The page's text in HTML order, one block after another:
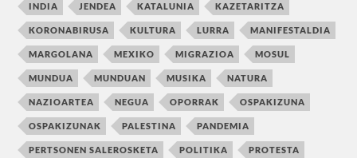
INDIA JENDEA KATALUNIA KAZETARITZA
KORONABIRUSA KULTURA LURRA MANIFESTALDIA
MARGOLANA MEXIKO MIGRAZIOA MOSUL
MUNDUA MUNDUAN MUSIKA NATURA
NAZIOARTEA NEGUA OPORRAK OSPAKIZUNA
OSPAKIZUNAK PALESTINA PANDEMIA
PERTSONEN SALEROSKETA POLITIKA PROTESTA